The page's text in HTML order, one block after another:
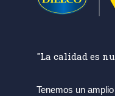
"La calidad es
Tenemos un